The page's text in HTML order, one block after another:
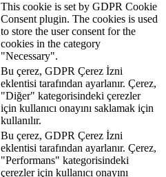
This cookie is set by GDPR Cookie
Consent plugin. The cookies is used
to store the user consent for the
cookies in the category
"Necessary".
Bu çerez, GDPR Çerez İzni
eklentisi tarafından ayarlanır. Çerez,
"Diğer" kategorisindeki çerezler
için kullanıcı onayını saklamak için
kullanılır.
Bu çerez, GDPR Çerez İzni
eklentisi tarafından ayarlanır. Çerez,
"Performans" kategorisindeki
çerezler için kullanıcı onayını